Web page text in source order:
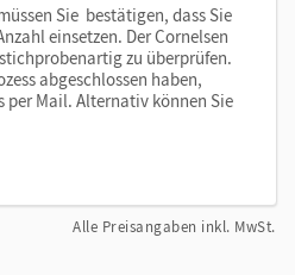
Sie bestätigen, dass Sie
einsetzen. Der Cornelsen
zu überprüfen.
abgeschlossen haben,
per Mail. Alternativ können Sie
Alle Preisangaben inkl. MwSt.